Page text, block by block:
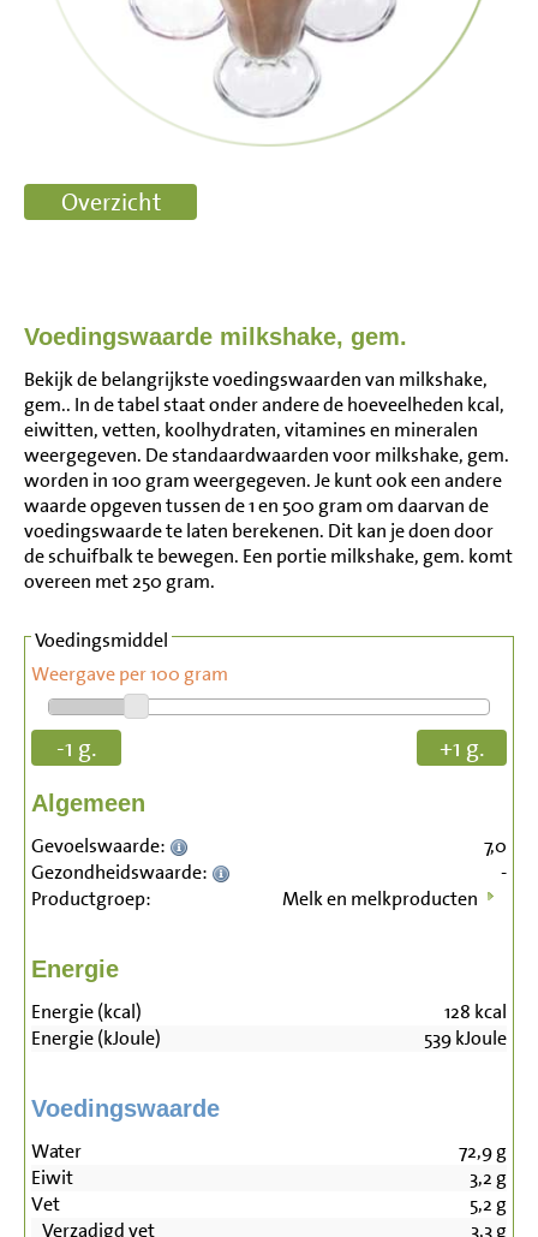
Voedingswaarde milkshake, gem.
Bekijk de belangrijkste voedingswaarden van milkshake,
gem.. In de tabel staat onder andere de hoeveelheden kcal,
eiwitten, vetten, koolhydraten, vitamines en mineralen
weergegeven. De standaardwaarden voor milkshake, gem.
worden in 100 gram weergegeven. Je kunt ook een andere
waarde opgeven tussen de 1 en 500 gram om daarvan de
voedingswaarde te laten berekenen. Dit kan je doen door
de schuifbalk te bewegen. Een portie milkshake, gem. komt
overeen met 250 gram.
Voedingsmiddel
Weergave per 100 gram
-1 g. +1 g.
Algemeen
Gevoelswaarde:
7,0
Gezondheidswaarde:
-
Productgroep:
Melk en melkproducten
Energie
Energie (kcal) 128 kcal
Energie (kJoule)
539kJoule
Voedingswaarde
Water 72,9g
Eiwit
3,2 g
Vet
5,2 g
Verzadigd vet
3,3g